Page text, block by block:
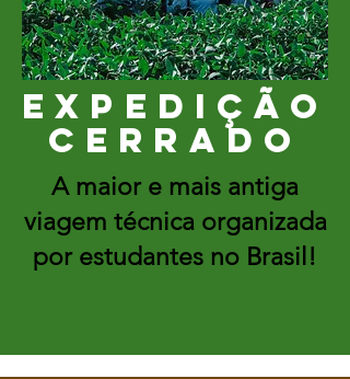
expedição
cerrado
A maior e mais antiga
viagem técnica organizada
por estudantes no Brasil!